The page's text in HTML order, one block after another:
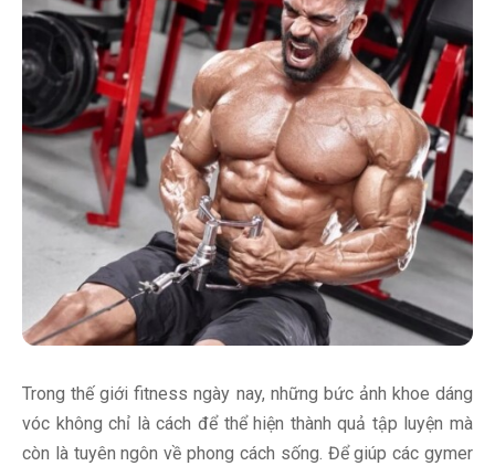
Trong thế giới fitness ngày nay, những bức ảnh khoe dáng
vóc không chỉ là cách để thể hiện thành quả tập luyện mà
còn là tuyên ngôn về phong cách sống. Để giúp các gymer